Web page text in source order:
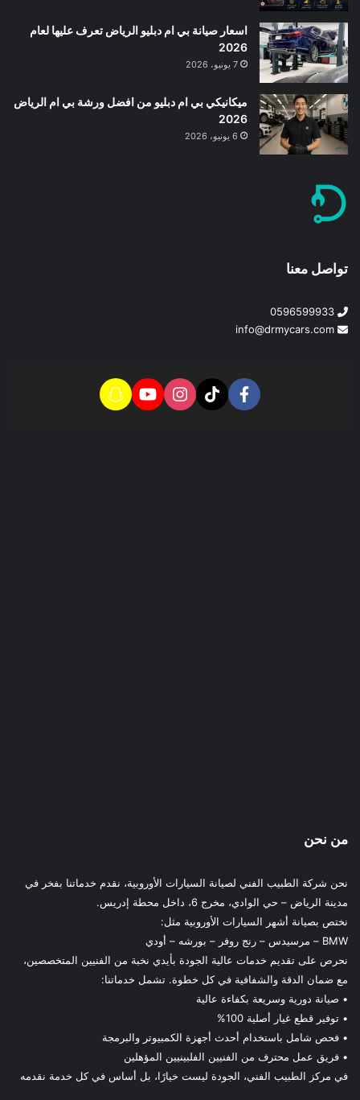
اسعار صيانة بي ام دبليو الرياض تعرف عليها لعام
2026
7 يونيو، 2026
ميكانيكي بي ام دبليو من افضل ورشة بي ام الرياض
2026
6 يونيو، 2026
تواصل معنا
0596599933
info@drmycars.com
من نحن
نحن شركة الطبيب الفني لصيانة السيارات الأوروبية، نقدم خدماتنا بفخر في
مدينة الرياض – حي الوادي، مخرج 6، داخل محطة إدريس.
نختص بصيانة أشهر السيارات الأوروبية مثل:
BMW – مرسيدس – رنج روفر – بورشه – أودي
نحرص على تقديم خدمات عالية الجودة بأيدي نخبة من الفنيين المتخصصين،
مع ضمان الدقة والشفافية في كل خطوة. تشمل خدماتنا:
• صيانة دورية وسريعة بكفاءة عالية
• توفير قطع غيار أصلية 100%
• فحص شامل باستخدام أحدث أجهزة الكمبيوتر والبرمجة
• فريق عمل محترف من الفنيين الفلبينيين المؤهلين
في مركز الطبيب الفني، الجودة ليست خيارًا، بل أساس في كل خدمة نقدمه